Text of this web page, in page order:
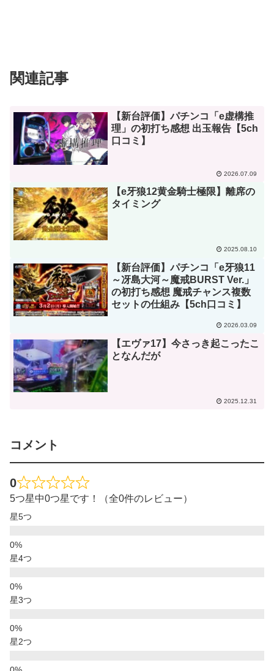
関連記事
【新台評価】パチンコ「e虚構推
理」の初打ち感想 出玉報告【5ch
口コミ】
2026.07.09
【e牙狼12黄金騎士極限】離席の
タイミング
2025.08.10
【新台評価】パチンコ「e牙狼11
～冴島大河～魔戒BURST Ver.」
の初打ち感想 魔戒チャンス複数
セットの仕組み【5ch口コミ】
2026.03.09
【エヴァ17】今さっき起こったこ
となんだが
2025.12.31
コメント
0
5つ星中0つ星です！（全0件のレビュー）
星5つ
星4つ
星3つ
星2つ